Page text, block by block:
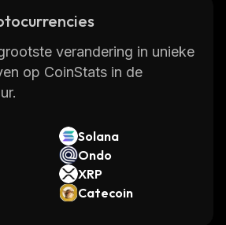
verandering in unieke
op CoinStats in de
Solana
Ondo
XRP
Catecoin